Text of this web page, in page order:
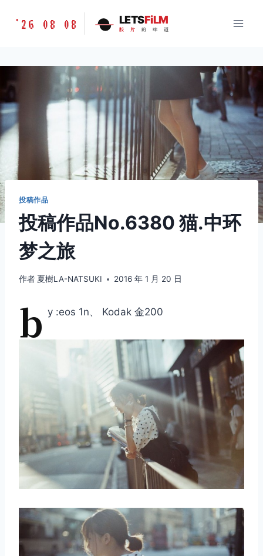
胶
味
道
LETSFILM
'26 08 08 LETSFiLM
胶 片 的 味 道
投稿作品
投稿作品No.6380 猫.中环
梦之旅
作者 夏樹LA-NATSUKI 2016 年 1 月 20 日
b y :eos 1n、 Kodak 金200